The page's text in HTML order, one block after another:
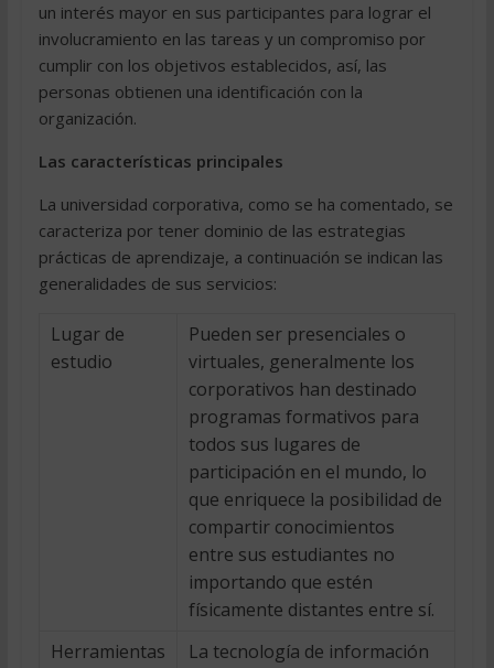
un interés mayor en sus participantes para lograr el
involucramiento en las tareas y un compromiso por
cumplir con los objetivos establecidos, así, las
personas obtienen una identificación con la
organización.
Las características principales
La universidad corporativa, como se ha comentado, se
caracteriza por tener dominio de las estrategias
prácticas de aprendizaje, a continuación se indican las
generalidades de sus servicios:
Lugar de
estudio
Pueden ser presenciales o
virtuales, generalmente los
corporativos han destinado
programas formativos para
todos sus lugares de
participación en el mundo, lo
que enriquece la posibilidad de
compartir conocimientos
entre sus estudiantes no
importando que estén
físicamente distantes entre sí.
Herramientas
La tecnología de información